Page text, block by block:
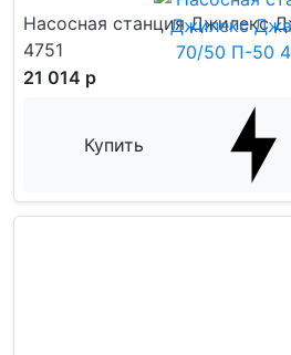
Насосная станция Джилекс
4751
21 014 р
Купить